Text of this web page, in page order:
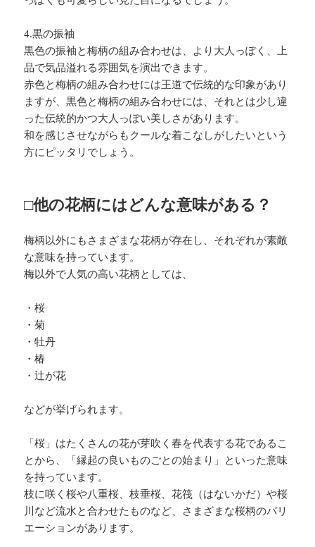
4.黒の振袖
黒色の振袖と梅柄の組み合わせは、より大人っぽく、上
品で気品溢れる雰囲気を演出できます。
赤色と梅柄の組み合わせには王道で伝統的な印象があり
ますが、黒色と梅柄の組み合わせには、それとは少し違
った伝統的かつ大人っぽい美しさがあります。
和を感じさせながらもクールな着こなしがしたいという
方にピッタリでしょう。
□他の花柄にはどんな意味がある？
梅柄以外にもさまざまな花柄が存在し、それぞれが素敵
な意味を持っています。
梅以外で人気の高い花柄としては、
・桜
・菊
・牡丹
・椿
・辻が花
などが挙げられます。
「桜」はたくさんの花が芽吹く春を代表する花であるこ
とから、「縁起の良いものごとの始まり」といった意味
を持っています。
枝に咲く桜や八重桜、枝垂桜、花筏（はないかだ）や桜
川など流水と合わせたものなど、さまざまな桜柄のバリ
エーションがあります。